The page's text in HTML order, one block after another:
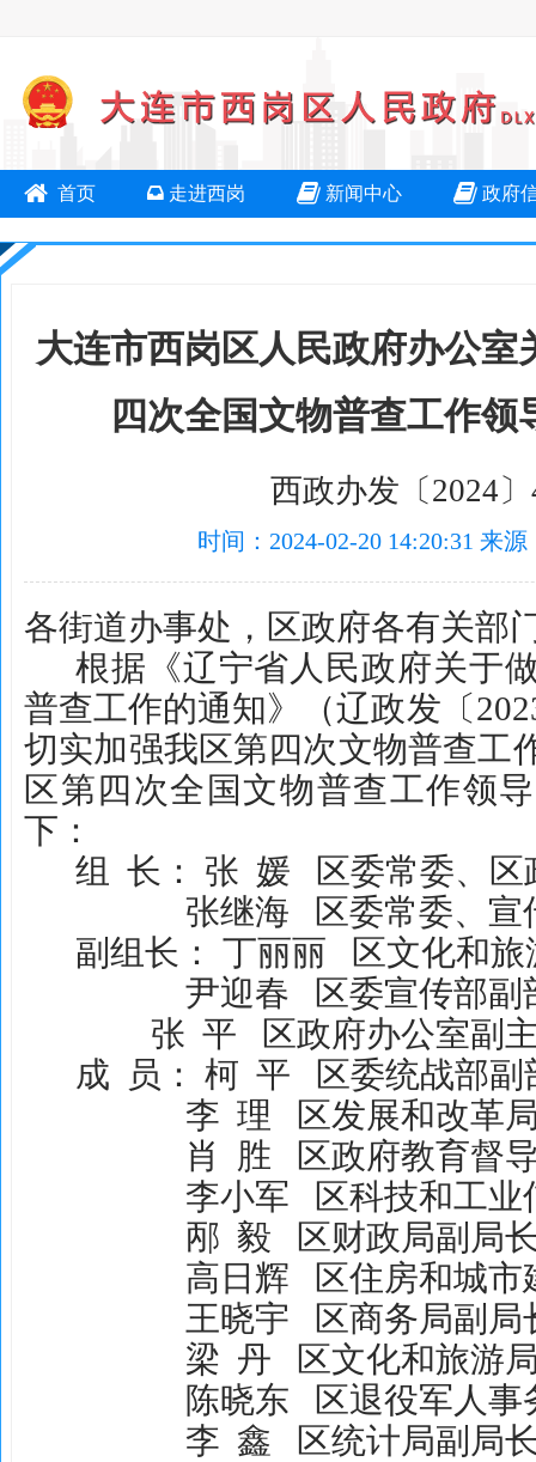
首页 走进西岗 新闻中心 政府
大连市西岗区人民政府办公室
四次全国文物普查工作领
西政办发〔2024
时间：2024-02-20 14:20:31 来
各街道办事处，区政府各有关部
根据《辽宁省人民政府关于
普查工作的通知》（辽政发 〔
切实加强我区第四次文物普查工
区第四次全国文物普查工作领
下：
组 长： 张 媛
区委常委、
张继海
区委常委、宣
副组长： 丁丽丽
区文化和
尹迎春
区委宣传部副
张 平
区政府办公室副
成
员： 柯 平
区委统战部
李 理
区发展和改革
肖
胜
区政府教育督
李小军
区科技和工
邴 毅
区财政局副局
高日辉
区住房和城
王晓宇
区商务局副局
梁 丹
区文化和旅游
陈晓东
区退役军人事
李 鑫
区统计局副局